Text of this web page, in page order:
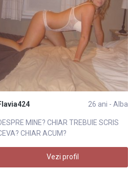
26 ani - Alba
MINE? CHIAR TREBUIE SCRIS
CHIAR ACUM?
Vezi profil